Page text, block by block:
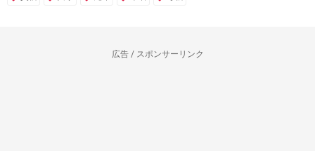
広告 / スポンサーリンク